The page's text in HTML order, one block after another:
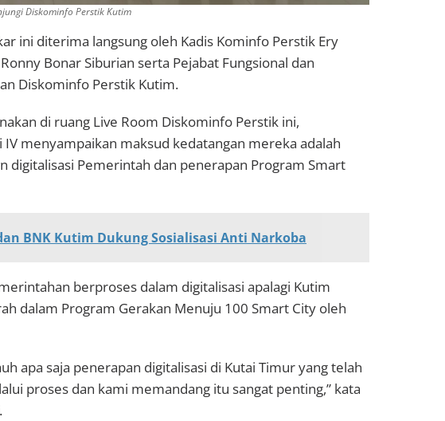
Diskominfo Perstik Kutim
ini diterima langsung oleh Kadis Kominfo Perstik Ery
Bonar Siburian serta Pejabat Fungsional dan
Diskominfo Perstik Kutim.
di ruang Live Room Diskominfo Perstik ini,
menyampaikan maksud kedatangan mereka adalah
digitalisasi Pemerintah dan penerapan Program Smart
BNK Kutim Dukung Sosialisasi Anti Narkoba
berproses dalam digitalisasi apalagi Kutim
dalam Program Gerakan Menuju 100 Smart City oleh
apa saja penerapan digitalisasi di Kutai Timur yang telah
proses dan kami memandang itu sangat penting,” kata